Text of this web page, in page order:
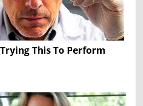
This To Perform